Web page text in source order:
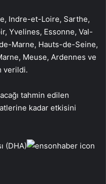
Indre-et-Loire, Sarthe,
Yvelines, Essonne, Val-
Marne, Hauts-de-Seine,
Meuse, Ardennes ve
verildi.
tahmin edilen
kadar etkisini
(DHA)